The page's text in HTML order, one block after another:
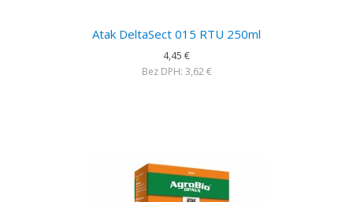
Atak DeltaSect 015 RTU 250ml
4,45 €
Bez DPH: 3,62 €